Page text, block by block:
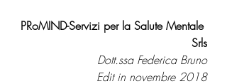
PRoMIND-Servizi per la Salute Mentale
Srls
Dott.ssa Federica Bruno
Edit in novembre 2018